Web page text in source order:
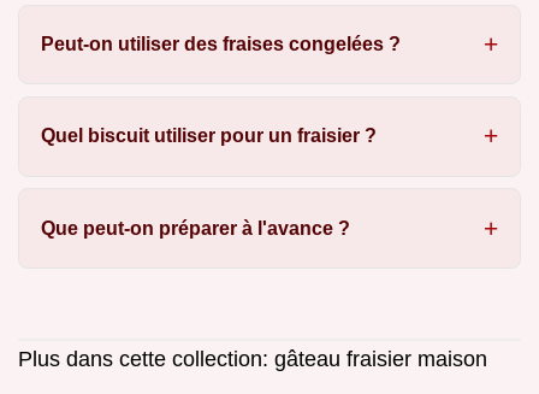
Peut-on utiliser des fraises congelées ?
Quel biscuit utiliser pour un fraisier ?
Que peut-on préparer à l'avance ?
Plus dans cette collection: gâteau fraisier maison